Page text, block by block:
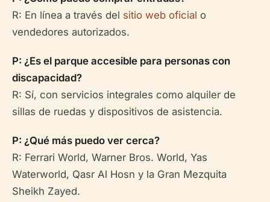
R: En línea a través del sitio web oficial o
vendedores autorizados.
P: ¿Es el parque accesible para personas con
discapacidad?
R: Sí, con servicios integrales como alquiler de
sillas de ruedas y dispositivos de asistencia.
P: ¿Qué más puedo ver cerca?
R: Ferrari World, Warner Bros. World, Yas
Waterworld, Qasr Al Hosn y la Gran Mezquita
Sheikh Zayed.